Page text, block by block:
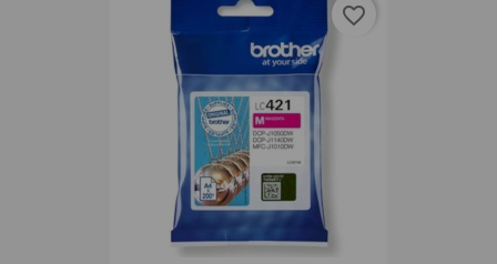
favorite_border